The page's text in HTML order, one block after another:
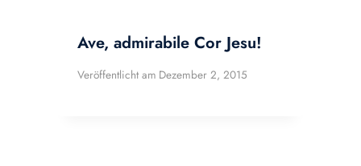
Ave, admirabile Cor Jesu!
Veröffentlicht am Dezember 2, 2015